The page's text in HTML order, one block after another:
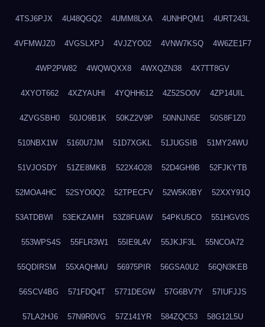
4TSJ6PJX 4U48QGQ2 4UMM8LXA 4UNHPQM1 4URT243L
4VFMWJZ0 4VGSLXPJ 4VJZYO02 4VNW7KSQ 4W6ZE1F7
4WP2PW82 4WQWQXX8 4WXQZN38 4X7TT8GV
4XYOT662 4XZYAUHI 4YQHH612 4Z52SO0V 4ZP14UIL
4ZVGSBH0 50JO9B1K 50KZ2V9P 50NNJN5E 50S8F1Z0
510NBX1W 5160U7JM 51D7XGKL 51JUGSIB 51MY24WU
51VJOSDY 51ZE8MKB 522X4O28 52D4GH9B 52FJKYTB
52MOA4HC 52SYO0Q2 52TPECFV 52W5K0BY 52XXY91Q
53ATDBWI 53EKZAMH 53Z8FUAW 54PKU5CO 551HGV0S
553WPS4S 55FLR3W1 55IE9L4V 55JKJF3L 55NCOA72
55QDIRSM 55XAQHMU 56975PIR 56GSA0U2 56QN3KEB
56SCV4BG 571FDQ4T 5771DEGW 57G6BV7Y 57IUFJJS
57LA2HJ6 57N9R0VG 57Z141YR 584ZQC53 58G12L5U